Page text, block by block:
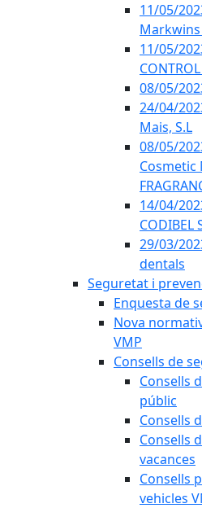
11/05/
11/05/
08/05/
24/04/
Mais, S.L
08/05/
Cosmetic
14/04/
CODIBEL
29/03/
dentals
Seguretat i
Enquesta de
Nova
VMP
Consells de
Consells
públic
Consells
Consells
vacances
Consells
vehicles